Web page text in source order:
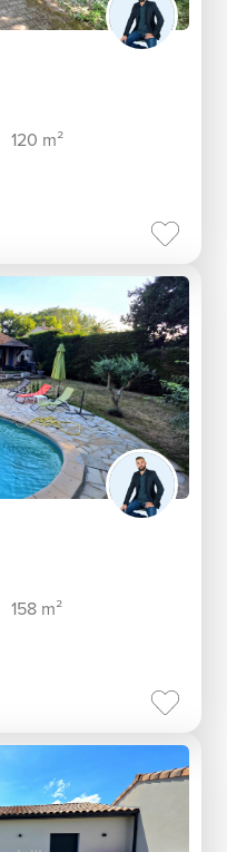
120 m²
158 m²